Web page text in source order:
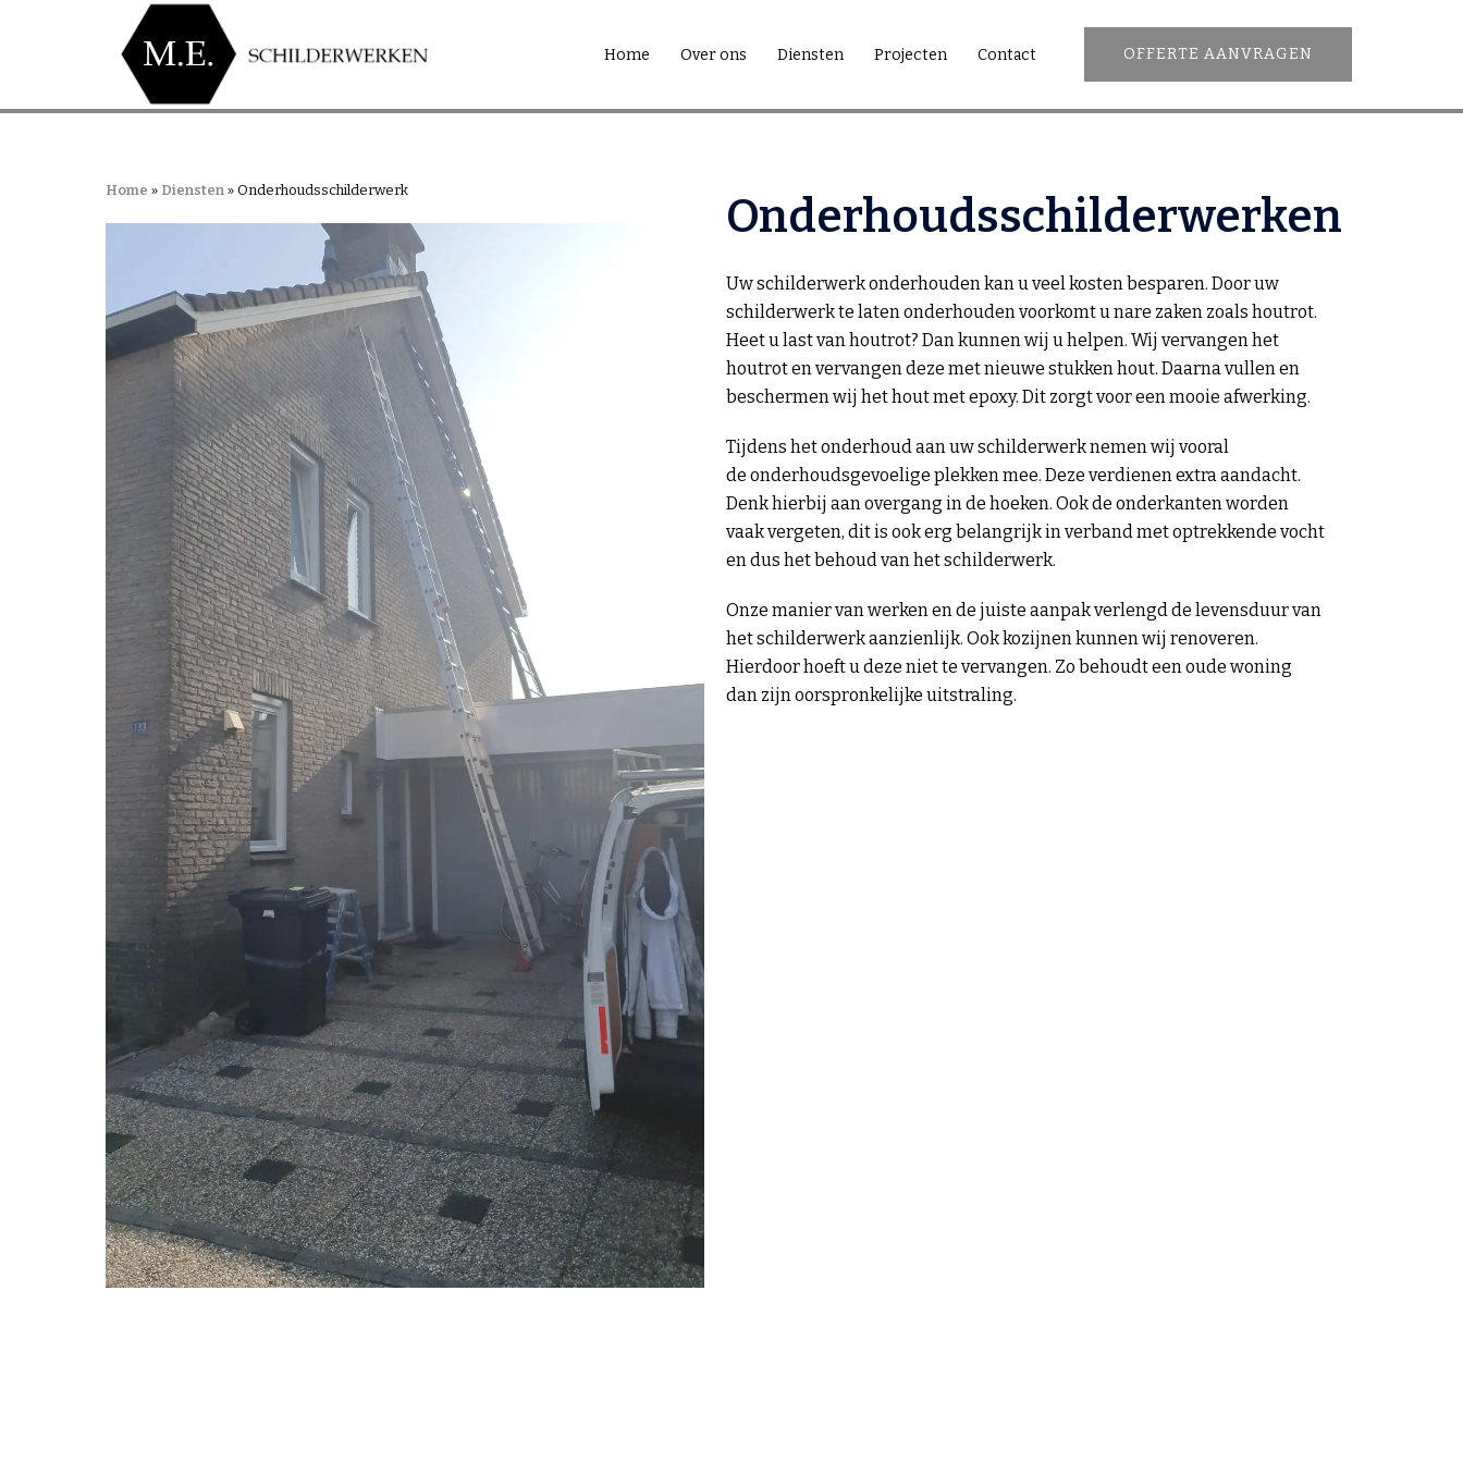
Home Over ons Diensten Projecten Contact OFFERTE AANVRAGEN
Home » Diensten » Onderhoudsschilderwerk Onderhoudsschilderwerken
Uw schilderwerk onderhouden kan u veel kosten besparen. Door uw
schilderwerk te laten onderhouden voorkomt u nare zaken zoals houtrot.
Heet u last van houtrot? Dan kunnen wij u helpen. Wij vervangen het
houtrot en vervangen deze met nieuwe stukken hout. Daarna vullen en
beschermen wij het hout met epoxy. Dit zorgt voor een mooie afwerking.
Tijdens het onderhoud aan uw schilderwerk nemen wij vooral
de onderhoudsgevoelige plekken mee. Deze verdienen extra aandacht.
Denk hierbij aan overgang in de hoeken. Ook de onderkanten worden
vaak vergeten, dit is ook erg belangrijk in verband met optrekkende vocht
en dus het behoud van het schilderwerk.
Onze manier van werken en de juiste aanpak verlengd de levensduur van
het schilderwerk aanzienlijk. Ook kozijnen kunnen wij renoveren.
Hierdoor hoeft u deze niet te vervangen. Zo behoudt een oude woning
dan zijn oorspronkelijke uitstraling.